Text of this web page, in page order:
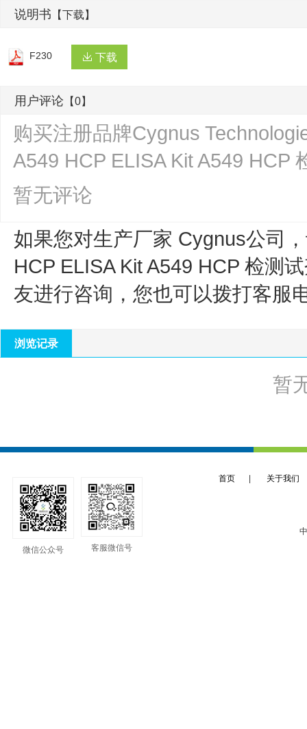
说明书 【下载】
F230 下载
用户评论 【0】
购买注册品牌Cygnus
A549 HCP ELISA Kit A549 HCP
暂无评论
如果您对生产厂家 Cygnus公司
HCP ELISA Kit A549 HCP 检测
友进行咨询，您也可以拨打客服
浏览记录
暂
首页 关于我们
微信公众号
客服微信号